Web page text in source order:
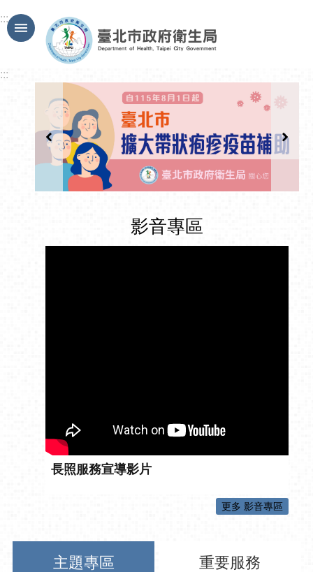
跳到主要內容區塊
:::
:::
影音專區
長照服務宣導影片
更多 影音專區
主題專區 重要服務